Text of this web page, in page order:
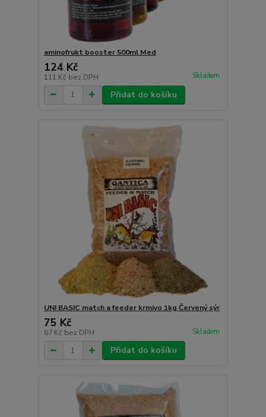
aminofrukt booster 500ml Med
124 Kč
111 Kč bez DPH Skladem
Přidat do košíku
UNI BASIC match a feeder krmivo 1kg Červený sýr
75 Kč
67 Kč bez DPH Skladem
Přidat do košíku